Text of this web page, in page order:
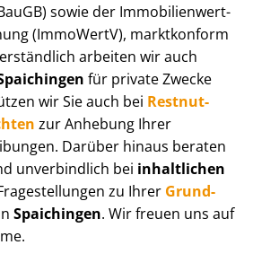
sowie der Im­mo­bi­li­en­wert­
(ImmoWertV), marktkonform
arbeiten wir auch
für private Zwecke
wir Sie auch bei Rest­nut­
zur Anhebung Ihrer
Darüber hinaus beraten
unverbindlich bei inhaltlichen
zu Ihrer Grund­
Spaichingen. Wir freuen uns auf